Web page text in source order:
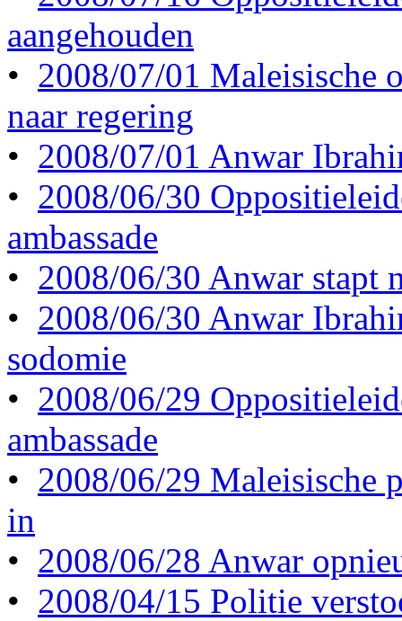
aangehouden
• 2008/07/01 Maleisische
naar regering
• 2008/07/01 Anwar
• 2008/06/30
ambassade
• 2008/06/30 Anwar stapt
• 2008/06/30 Anwar
sodomie
• 2008/06/29
ambassade
• 2008/06/29 Maleisische
in
• 2008/06/28 Anwar
• 2008/04/15 Politie